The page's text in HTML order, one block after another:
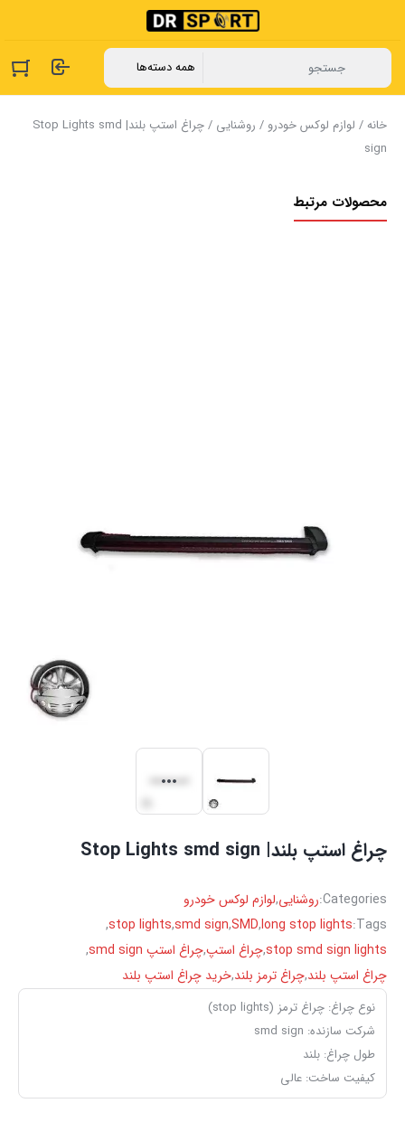
خانه/ لوازم لوکس خودرو / روشنایی
/ چراغ استپ بلند| Stop Lights smd
sign
محصولات مرتبط
چراغ استپ بلند| Stop Lights smd sign
Categories: روشنایی,لوازم لوکس خودرو
Tags:
long stop lights
,
SMD
,
smd sign
,
stop lights
,
stop smd sign lights
,چراغ استپ,چراغ استپ smd sign
,
چراغ استپ بلند,چراغ ترمز بلند,خرید چراغ استپ بلند
نوع چراغ: چراغ ترمز (stop lights)
شرکت سازنده: smd sign
طول چراغ: بلند
کیفیت ساخت: عالی